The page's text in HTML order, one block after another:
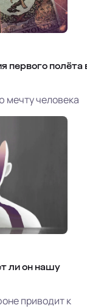
первого полёта
мечту человека
ли он нашу
приводит к